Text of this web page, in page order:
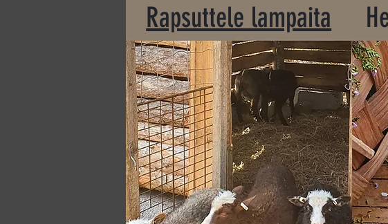
Rapsuttele lampaita